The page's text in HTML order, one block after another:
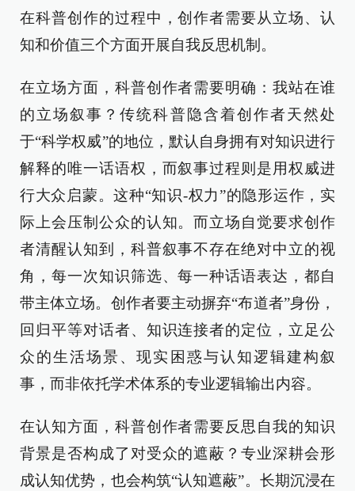
在科普创作的过程中，创作者需要从立场、认
知和价值三个方面开展自我反思机制。
在立场方面，科普创作者需要明确：我站在谁
的立场叙事？传统科普隐含着创作者天然处
于“科学权威”的地位，默认自身拥有对知识进行
解释的唯一话语权，而叙事过程则是用权威进
行大众启蒙。这种“知识-权力”的隐形运作，实
际上会压制公众的认知。而立场自觉要求创作
者清醒认知到，科普叙事不存在绝对中立的视
角，每一次知识筛选、每一种话语表达，都自
带主体立场。创作者要主动摒弃“布道者”身份，
回归平等对话者、知识连接者的定位，立足公
众的生活场景、现实困惑与认知逻辑建构叙
事，而非依托学术体系的专业逻辑输出内容。
在认知方面，科普创作者需要反思自我的知识
背景是否构成了对受众的遮蔽？专业深耕会形
成认知优势，也会构筑“认知遮蔽”。长期沉浸在